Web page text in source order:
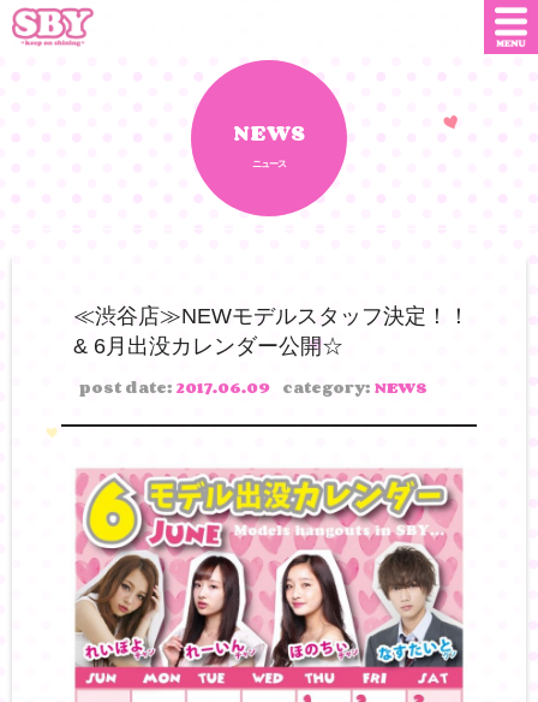
会社概要
NEWS
ニュース
≪渋谷店≫NEWモデルスタッフ決定！！
& 6月出没カレンダー公開☆
post date: 2017.06.09 category: NEWS